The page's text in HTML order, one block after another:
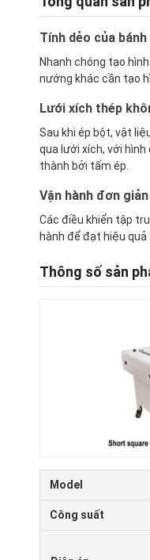
Nhà
Sản phẩm
Tính dẻo của bánh
Nhanh chóng tạo
nướng khác cần tạo
Lưới xích thép
Sau khi ép bột, vật
qua lưới xích, với
thành bởi tấm ép.
Vận hành đơn giản
Các điều khiển tập
hành để đạt hiệu quả
Thông số sản
Model
Công suất